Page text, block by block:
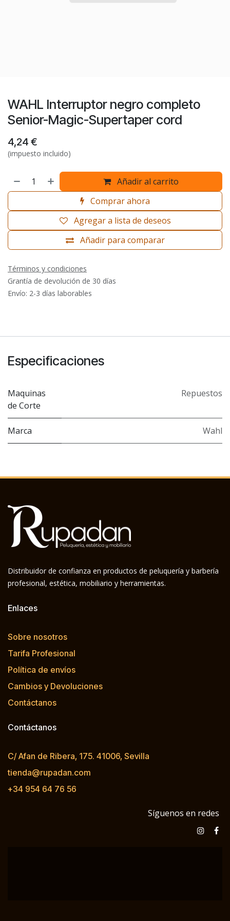
WAHL Interruptor negro completo
Senior-Magic-Supertaper cord
4,24 €
(impuesto incluido)
Añadir al carrito
Comprar ahora
Añadir para comparar
Agregar a lista de deseos
Términos y condiciones
Grantía de devolución de 30 días
Envío: 2-3 días laborables
Especificaciones
Maquinas
de Corte
Repuestos
Marca Wahl
Distribuidor de confianza en productos de peluquería y barbería
profesional, estética, mobiliario y herramientas.
Enlaces
Sobre nosotros
Tarifa Profesional
Política de envíos
Cambios y Devoluciones
Contáctanos
Contáctanos
C/ Afan de Ribera, 175. 41006, Sevilla
tienda@rupadan.com
+34 954 64 76 56
Síguenos en redes